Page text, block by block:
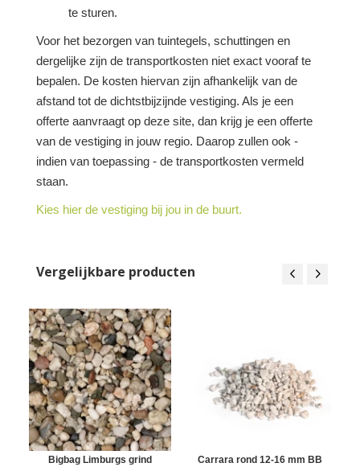
te sturen.
Voor het bezorgen van tuintegels, schuttingen en
dergelijke zijn de transportkosten niet exact vooraf te
bepalen. De kosten hiervan zijn afhankelijk van de
afstand tot de dichtstbijzijnde vestiging. Als je een
offerte aanvraagt op deze site, dan krijg je een offerte
van de vestiging in jouw regio. Daarop zullen ook -
indien van toepassing - de transportkosten vermeld
staan.
Kies hier de vestiging bij jou in de buurt.
Vergelijkbare producten
Bigbag Limburgs grind Carrara rond 12-16 mm BB